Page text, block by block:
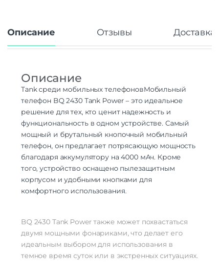
Описание Отзывы Доставка
Описание
Tank среди мобильных телефоновМобильный
телефон BQ 2430 Tank Power – это идеальное
решение для тех, кто ценит надежность и
функциональность в одном устройстве. Самый
мощный и брутальный кнопочный мобильный
телефон, он предлагает потрясающую мощность
благодаря аккумулятору на 4000 мАч. Кроме
того, устройство оснащено пылезащитным
корпусом и удобными кнопками для
комфортного использования.
BQ 2430 Tank Power также может похвастаться
двумя мощными фонариками, что делает его
идеальным выбором для использования в
темное время суток или в экстренных ситуациях.